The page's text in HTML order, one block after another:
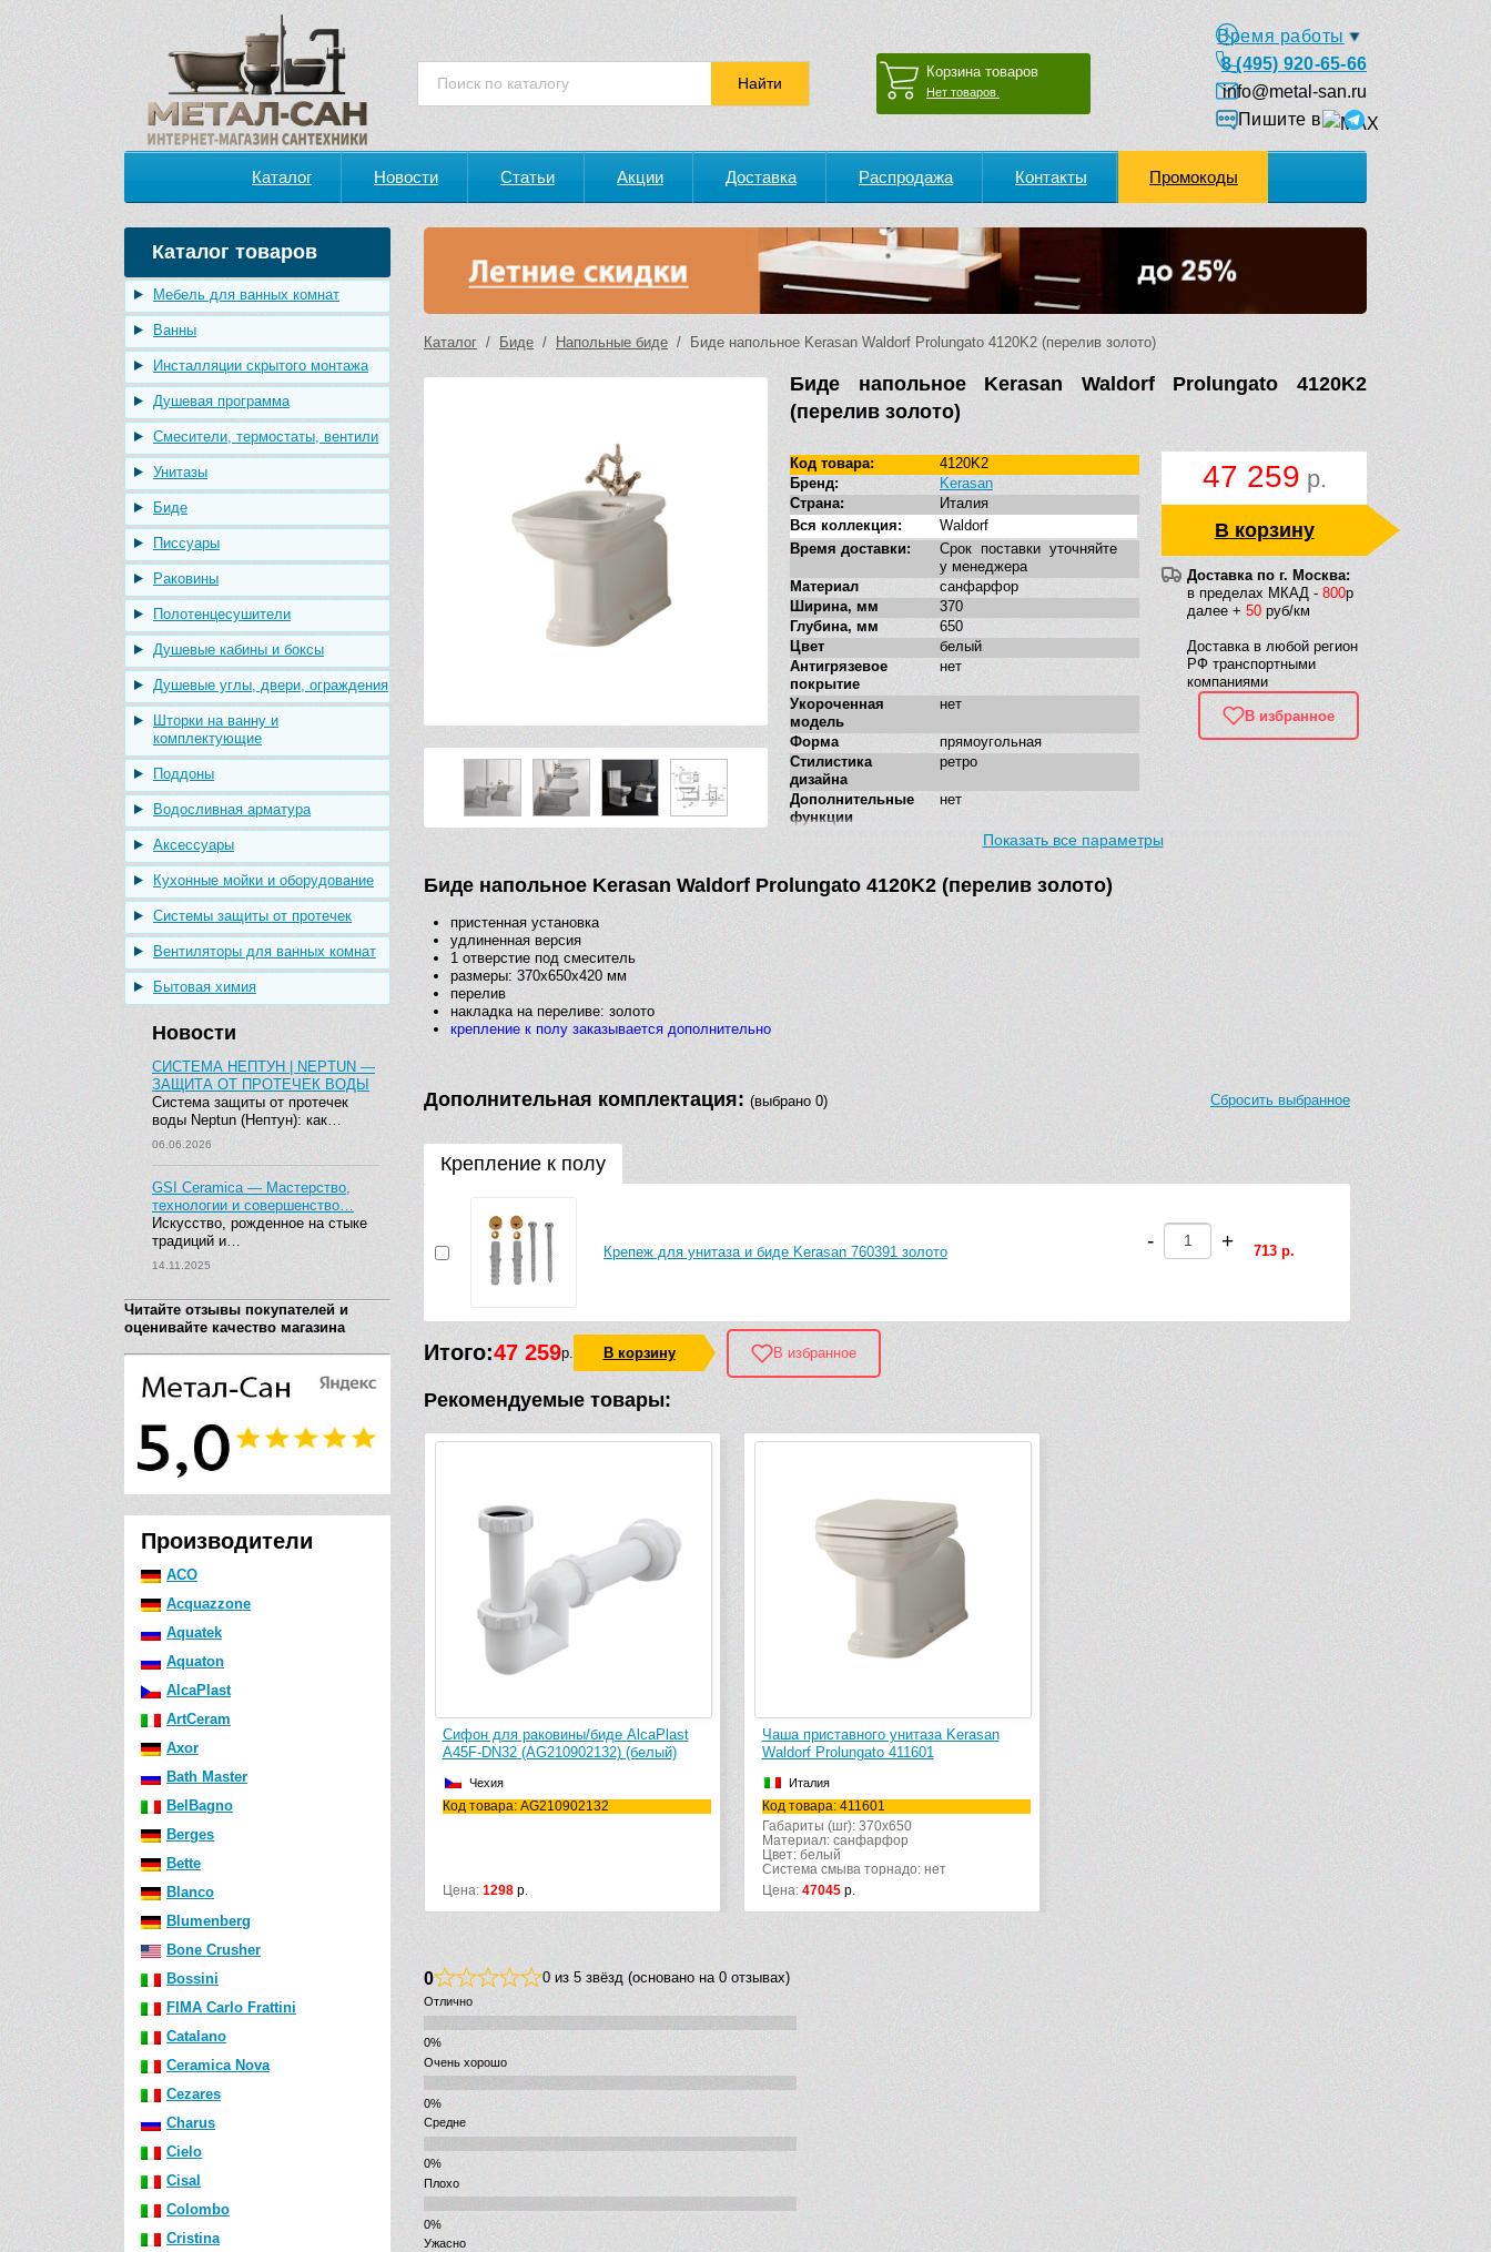
Корзина товаров
Нет товаров.
Время работы
8 (495) 920-65-66
info@metal-san.ru
Пишите в
Каталог Новости Статьи Акции Доставка Распродажа Контакты Промокоды
Каталог товаров
Мебель для ванных комнат
Ванны
Инсталляции скрытого монтажа
Душевая программа
Смесители, термостаты, вентили
Унитазы
Биде
Писсуары
Раковины
Полотенцесушители
Душевые кабины и боксы
Душевые углы, двери, ограждения
Шторки на ванну и
комплектующие
Поддоны
Водосливная арматура
Аксессуары
Кухонные мойки и оборудование
Системы защиты от протечек
Вентиляторы для ванных комнат
Бытовая химия
Новости
СИСТЕМА НЕПТУН | NEPTUN —
ЗАЩИТА ОТ ПРОТЕЧЕК ВОДЫ
Система защиты от протечек
воды Neptun (Нептун): как…
06.06.2026
GSI Ceramica — Мастерство,
технологии и совершенство…
Искусство, рожденное на стыке
традиций и…
14.11.2025
Читайте отзывы покупателей и
оценивайте качество магазина
Производители
ACO
Acquazzone
Aquatek
Aquaton
AlcaPlast
ArtCeram
Axor
Bath Master
BelBagno
Berges
Bette
Blanco
Blumenberg
Bone Crusher
Bossini
FIMA Carlo Frattini
Catalano
Ceramica Nova
Cezares
Charus
Cielo
Cisal
Colombo
Cristina
Каталог / Биде / Напольные биде / Биде напольное Kerasan Waldorf Prolungato 4120K2 (перелив золото)
Биде напольное Kerasan Waldorf Prolungato 4120K2
(перелив золото)
47 259 р.
В корзину
Доставка по г. Москва:
в пределах МКАД - 800р
далее + 50 руб/км
Доставка в любой регион
РФ транспортными
компаниями
В избранное
Код товара:
4120K2
Бренд:
Kerasan
Страна:
Италия
Вся коллекция:
Waldorf
Время доставки:
Срок поставки уточняйте
у менеджера
Материал
санфарфор
Ширина, мм
370
Глубина, мм
650
Цвет
белый
Антигрязевое
покрытие
нет
Укороченная
модель
нет
Форма
прямоугольная
Стилистика
дизайна
ретро
Дополнительные
функции
нет
Показать все параметры
Биде напольное Kerasan Waldorf Prolungato 4120K2 (перелив золото)
пристенная установка
удлиненная версия
1 отверстие под смеситель
размеры: 370х650х420 мм
перелив
накладка на переливе: золото
крепление к полу заказывается дополнительно
Дополнительная комплектация: (выбрано 0) Сбросить выбранное
Крепление к полу
Крепеж для унитаза и биде Kerasan 760391 золото - + 713 р.
Итого:47 259р. В корзину В избранное
Рекомендуемые товары:
Сифон для раковины/биде AlcaPlast
A45F-DN40 (белый)
Чехия
Код товара: A45F-DN40
Цена:1298р.
Сифон для раковины/биде AlcaPlast
A45F-DN32 (AG210902132) (белый)
Чехия
Код товара: AG210902132
Цена:1298р.
Чаша приставного унитаза Kerasan
Материал: санфарфор
0 0 из 5 звёзд (основано на 0 отзывах)
Отлично
Очень хорошо
Средне
Плохо
Ужасно